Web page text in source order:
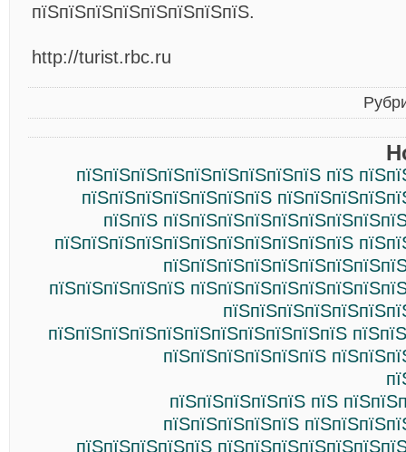
пїЅпїЅпїЅпїЅпїЅпїЅпїЅпїЅ.
http://turist.rbc.ru
пїЅпїЅпїЅпїЅпїЅпїЅпїЅпїЅпїЅ пїЅ
пїЅпїЅпїЅпїЅпїЅпїЅпїЅ
пїЅпїЅ
пїЅпїЅпїЅпїЅпїЅпїЅпїЅпїЅпїЅпїЅпїЅ
пїЅпїЅпїЅпїЅпїЅ
пїЅпїЅпїЅпїЅпїЅпїЅпїЅпїЅпїЅпїЅпїЅ
пїЅпїЅпїЅпїЅпїЅпїЅ
пїЅпїЅпїЅпїЅпїЅ пїЅ
пїЅпїЅпїЅпїЅпїЅ
пїЅпїЅпїЅпїЅпїЅ